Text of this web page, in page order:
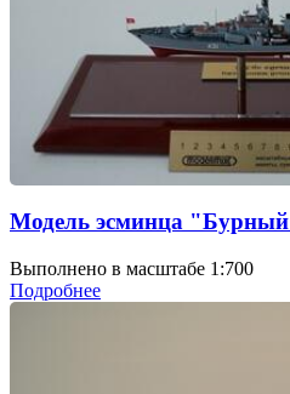
Модель эсминца
Выполнено в масштабе 1:700
Подробнее